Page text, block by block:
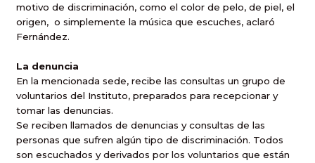
motivo de discriminación, como el color de pelo, de piel, el
origen, o simplemente la música que escuches, aclaró
Fernández.
La denuncia
En la mencionada sede, recibe las consultas un grupo de
voluntarios del Instituto, preparados para recepcionar y
tomar las denuncias.
Se reciben llamados de denuncias y consultas de las
personas que sufren algún tipo de discriminación. Todos
son escuchados y derivados por los voluntarios que están